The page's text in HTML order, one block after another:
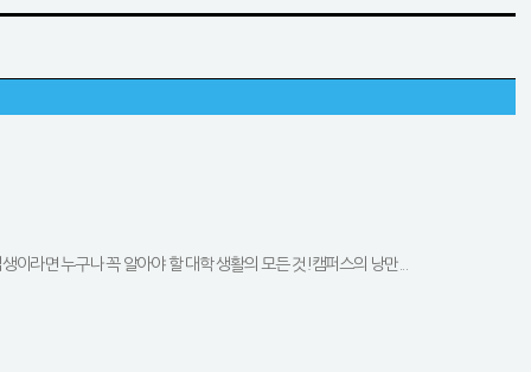
라면 누구나 꼭 알아야 할 대학 생활의 모든 것!캠퍼스의 낭만...